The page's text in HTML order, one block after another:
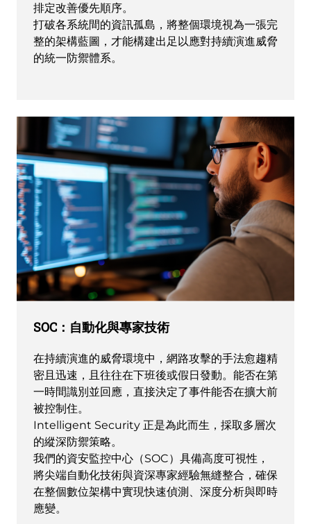
排定改善優先順序。
打破各系統間的資訊孤島，將整個環境視為一張完
整的架構藍圖，才能構建出足以應對持續演進威脅
的統一防禦體系。
SOC：自動化與專家技術
在持續演進的威脅環境中，網路攻擊的手法愈趨精
密且迅速，且往往在下班後或假日發動。能否在第
一時間識別並回應，直接決定了事件能否在擴大前
被控制住。
Intelligent Security 正是為此而生，採取多層次
的縱深防禦策略。
我們的資安監控中心（SOC）具備高度可視性，
將尖端自動化技術與資深專家經驗無縫整合，確保
在整個數位架構中實現快速偵測、深度分析與即時
應變。